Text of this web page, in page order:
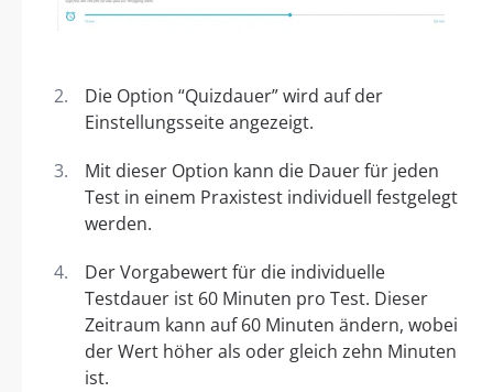
Die Option “Quizdauer” wird auf der
Einstellungsseite angezeigt.
Mit dieser Option kann die Dauer für jeden
Test in einem Praxistest individuell festgelegt
werden.
Der Vorgabewert für die individuelle
Testdauer ist 60 Minuten pro Test. Dieser
Zeitraum kann auf 60 Minuten ändern, wobei
der Wert höher als oder gleich zehn Minuten
ist.